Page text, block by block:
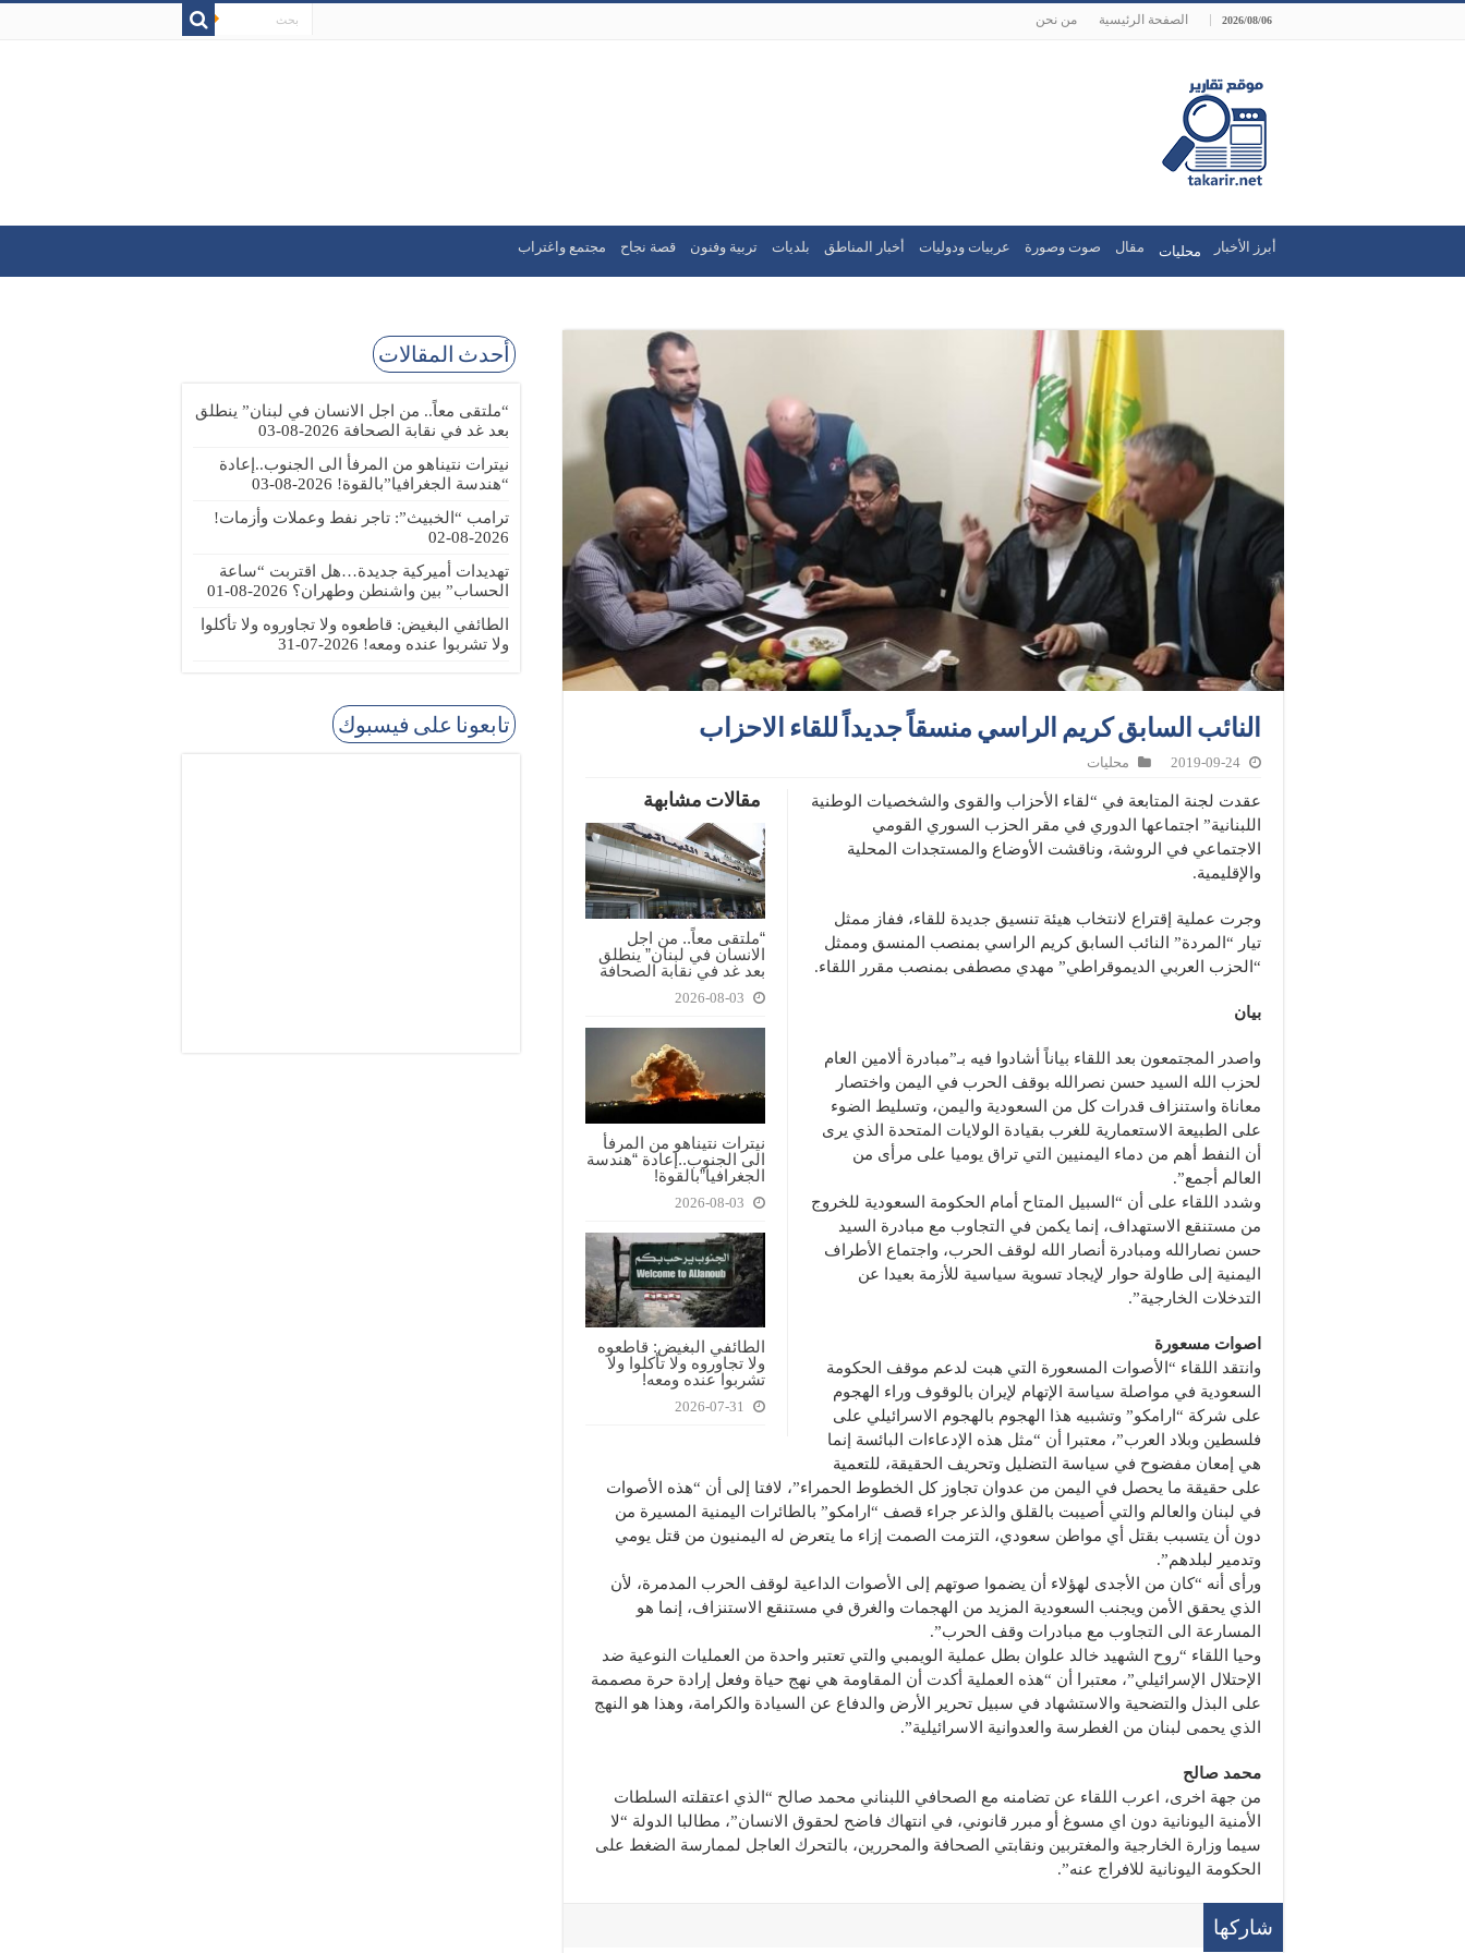
2026/08/06 الصفحة الرئيسية من نحن
أبرز الأخبار محليات مقال صوت وصورة عربيات ودوليات أخبار المناطق بلديات تربية وفنون قصة نجاح مجتمع واغتراب
النائب السابق كريم الراسي منسقاً جديداً للقاء الاحزاب
2019-09-24 محليات
مقالات مشابهة
“ملتقى معاً.. من اجل
الانسان في لبنان” ينطلق
بعد غد في نقابة الصحافة
2026-08-03
نيترات نتيناهو من المرفأ
الى الجنوب..إعادة “هندسة
الجغرافيا”بالقوة!
2026-08-03
الطائفي البغيض: قاطعوه
ولا تجاوروه ولا تأكلوا ولا
تشربوا عنده ومعه!
2026-07-31
عقدت لجنة المتابعة في “لقاء الأحزاب والقوى والشخصيات الوطنية
اللبنانية” اجتماعها الدوري في مقر الحزب السوري القومي
الاجتماعي في الروشة، وناقشت الأوضاع والمستجدات المحلية
والإقليمية.
وجرت عملية إقتراع لانتخاب هيئة تنسيق جديدة للقاء، ففاز ممثل
تيار “المردة” النائب السابق كريم الراسي بمنصب المنسق وممثل
“الحزب العربي الديموقراطي” مهدي مصطفى بمنصب مقرر اللقاء.
بيان
واصدر المجتمعون بعد اللقاء بياناً أشادوا فيه بـ”مبادرة ألامين العام
لحزب الله السيد حسن نصرالله بوقف الحرب في اليمن واختصار
معاناة واستنزاف قدرات كل من السعودية واليمن، وتسليط الضوء
على الطبيعة الاستعمارية للغرب بقيادة الولايات المتحدة الذي يرى
أن النفط أهم من دماء اليمنيين التي تراق يوميا على مرأى من
العالم أجمع”.
وشدد اللقاء على أن “السبيل المتاح أمام الحكومة السعودية للخروج
من مستنقع الاستهداف، إنما يكمن في التجاوب مع مبادرة السيد
حسن نصارالله ومبادرة أنصار الله لوقف الحرب، واجتماع الأطراف
اليمنية إلى طاولة حوار لإيجاد تسوية سياسية للأزمة بعيدا عن
التدخلات الخارجية”.
اصوات مسعورة
وانتقد اللقاء “الأصوات المسعورة التي هبت لدعم موقف الحكومة
السعودية في مواصلة سياسة الإتهام لإيران بالوقوف وراء الهجوم
على شركة “ارامكو” وتشبيه هذا الهجوم بالهجوم الاسرائيلي على
فلسطين وبلاد العرب”، معتبرا أن “مثل هذه الإدعاءات البائسة إنما
هي إمعان مفضوح في سياسة التضليل وتحريف الحقيقة، للتعمية
على حقيقة ما يحصل في اليمن من عدوان تجاوز كل الخطوط الحمراء”، لافتا إلى أن “هذه الأصوات
في لبنان والعالم والتي أصيبت بالقلق والذعر جراء قصف “ارامكو” بالطائرات اليمنية المسيرة من
دون أن يتسبب بقتل أي مواطن سعودي، التزمت الصمت إزاء ما يتعرض له اليمنيون من قتل يومي
وتدمير لبلدهم”.
ورأى أنه “كان من الأجدى لهؤلاء أن يضموا صوتهم إلى الأصوات الداعية لوقف الحرب المدمرة، لأن
الذي يحقق الأمن ويجنب السعودية المزيد من الهجمات والغرق في مستنقع الاستنزاف، إنما هو
المسارعة الى التجاوب مع مبادرات وقف الحرب”.
وحيا اللقاء “روح الشهيد خالد علوان بطل عملية الويمبي والتي تعتبر واحدة من العمليات النوعية ضد
الإحتلال الإسرائيلي”، معتبرا أن “هذه العملية أكدت أن المقاومة هي نهج حياة وفعل إرادة حرة مصممة
على البذل والتضحية والاستشهاد في سبيل تحرير الأرض والدفاع عن السيادة والكرامة، وهذا هو النهج
الذي يحمى لبنان من الغطرسة والعدوانية الاسرائيلية”.
محمد صالح
من جهة اخرى، اعرب اللقاء عن تضامنه مع الصحافي اللبناني محمد صالح “الذي اعتقلته السلطات
الأمنية اليونانية دون اي مسوغ أو مبرر قانوني، في انتهاك فاضح لحقوق الانسان”، مطالبا الدولة “لا
سيما وزارة الخارجية والمغتربين ونقابتي الصحافة والمحررين، بالتحرك العاجل لممارسة الضغط على
الحكومة اليونانية للافراج عنه”.
شاركها
أحدث المقالات
“ملتقى معاً.. من اجل الانسان في لبنان” ينطلق
بعد غد في نقابة الصحافة 2026-08-03
نيترات نتيناهو من المرفأ الى الجنوب..إعادة
“هندسة الجغرافيا”بالقوة! 2026-08-03
ترامب “الخبيث”: تاجر نفط وعملات وأزمات!
2026-08-02
تهديدات أميركية جديدة…هل اقتربت “ساعة
الحساب” بين واشنطن وطهران؟ 2026-08-01
الطائفي البغيض: قاطعوه ولا تجاوروه ولا تأكلوا
ولا تشربوا عنده ومعه! 2026-07-31
تابعونا على فيسبوك